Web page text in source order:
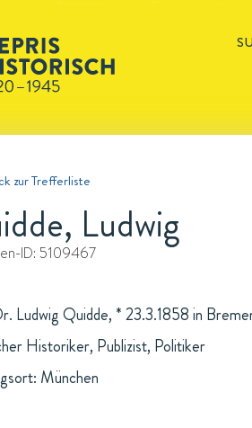
zur Trefferliste
Ludwig
ID: 5109467
Ludwig Quidde, * 23.3.1858 in
Historiker, Publizist, Politiker
München